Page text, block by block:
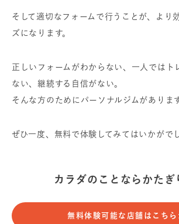
そして適切なフォームで行うことが、より
ズになります。
正しいフォームがわからない、一人ではト
ない、継続する自信がない。
そんな方のためにパーソナルジムがありま
ぜひ一度、無料で体験してみてはいかがで
カラダのことならかたぎ
無料体験可能な店舗はこちら